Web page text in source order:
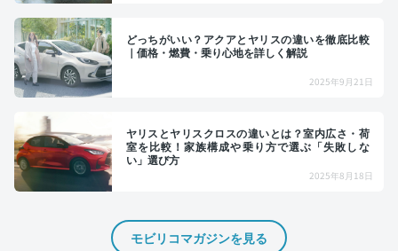
どっちがいい？アクアとヤリスの違いを徹底比較
｜価格・燃費・乗り心地を詳しく解説
2025年9月21日
ヤリスとヤリスクロスの違いとは？室内広さ・荷
室を比較！家族構成や乗り方で選ぶ「失敗しな
い」選び方
2025年8月18日
モビリコマガジンを見る